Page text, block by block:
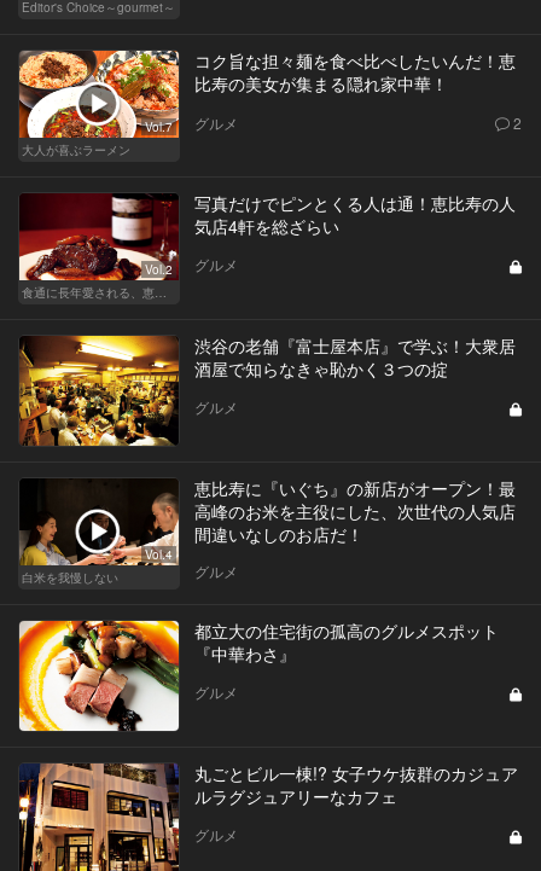
Editor's Choice～gourmet～
Vol.7
大人が喜ぶラーメン
コク旨な担々麺を食べ比べしたいんだ！恵
比寿の美女が集まる隠れ家中華！
グルメ 2
Vol.2
写真だけでピンとくる人は通！恵比寿の人
気店4軒を総ざらい
グルメ
渋谷の老舗『富士屋本店』で学ぶ！大衆居
酒屋で知らなきゃ恥かく３つの掟
グルメ
Vol.4
白米を我慢しない
恵比寿に『いぐち』の新店がオープン！最
高峰のお米を主役にした、次世代の人気店
間違いなしのお店だ！
グルメ
都立大の住宅街の孤高のグルメスポット
『中華わさ』
グルメ
丸ごとビル一棟!? 女子ウケ抜群のカジュア
ルラグジュアリーなカフェ
グルメ